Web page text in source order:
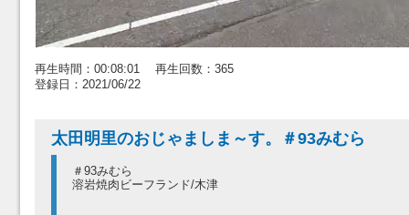
再生時間：00:08:01 再生回数：365
登録日：2021/06/22
太田明里のおじゃましま～す。＃93みむら
＃93みむら
溶岩焼肉ビーフランド/木津